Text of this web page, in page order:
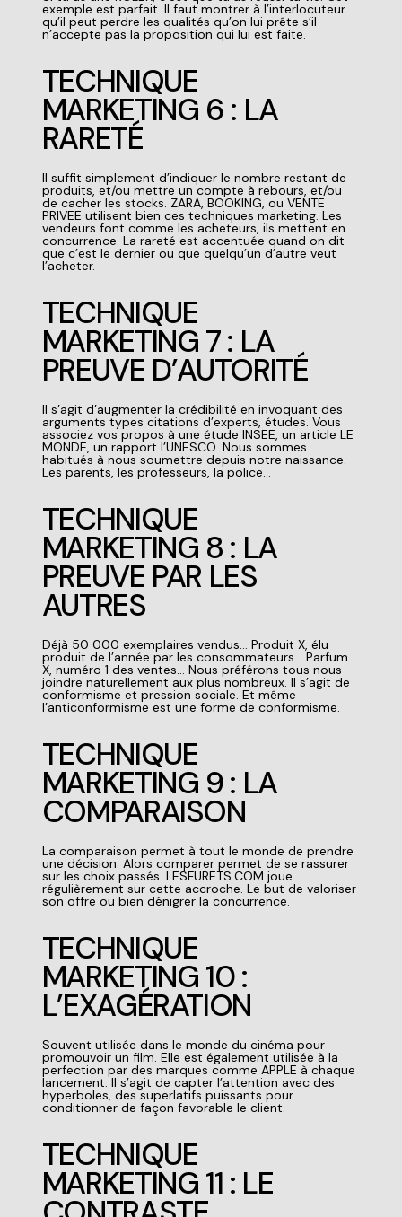
exemple est parfait. Il faut montrer à l’interlocuteur
qu’il peut perdre les qualités qu’on lui prête s’il
n’accepte pas la proposition qui lui est faite.
TECHNIQUE
MARKETING 6 : LA
RARETÉ
Il suffit simplement d’indiquer le nombre restant de
produits, et/ou mettre un compte à rebours, et/ou
de cacher les stocks. ZARA, BOOKING, ou VENTE
PRIVEE utilisent bien ces techniques marketing. Les
vendeurs font comme les acheteurs, ils mettent en
concurrence. La rareté est accentuée quand on dit
que c’est le dernier ou que quelqu’un d’autre veut
l’acheter.
TECHNIQUE
MARKETING 7 : LA
PREUVE D’AUTORITÉ
Il s’agit d’augmenter la crédibilité en invoquant des
arguments types citations d’experts, études. Vous
associez vos propos à une étude INSEE, un article LE
MONDE, un rapport l’UNESCO. Nous sommes
habitués à nous soumettre depuis notre naissance.
Les parents, les professeurs, la police…
TECHNIQUE
MARKETING 8 : LA
PREUVE PAR LES
AUTRES
Déjà 50 000 exemplaires vendus… Produit X, élu
produit de l’année par les consommateurs… Parfum
X, numéro 1 des ventes… Nous préférons tous nous
joindre naturellement aux plus nombreux. Il s’agit de
conformisme et pression sociale. Et même
l’anticonformisme est une forme de conformisme.
TECHNIQUE
MARKETING 9 : LA
COMPARAISON
La comparaison permet à tout le monde de prendre
une décision. Alors comparer permet de se rassurer
sur les choix passés. LESFURETS.COM joue
régulièrement sur cette accroche. Le but de valoriser
son offre ou bien dénigrer la concurrence.
TECHNIQUE
MARKETING 10 :
L’EXAGÉRATION
Souvent utilisée dans le monde du cinéma pour
promouvoir un film. Elle est également utilisée à la
perfection par des marques comme APPLE à chaque
lancement. Il s’agit de capter l’attention avec des
hyperboles, des superlatifs puissants pour
conditionner de façon favorable le client.
TECHNIQUE
MARKETING 11 : LE